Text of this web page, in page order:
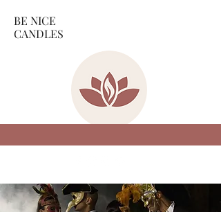
BE NICE
CANDLES